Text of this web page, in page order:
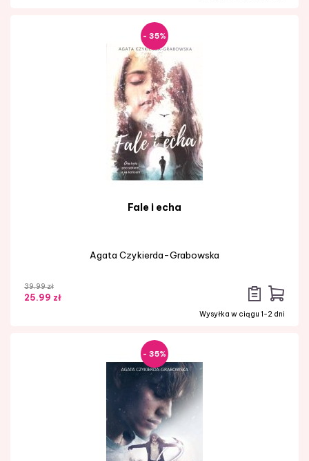
- 35%
Fale i echa
Agata Czykierda-Grabowska
39.99 zł
25.99 zł
Wysyłka w ciągu 1-2 dni
- 35%